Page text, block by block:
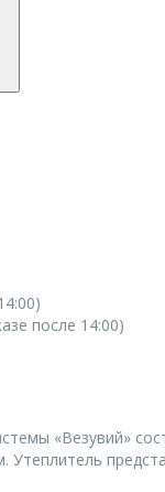
после 14:00)
«Везувий»